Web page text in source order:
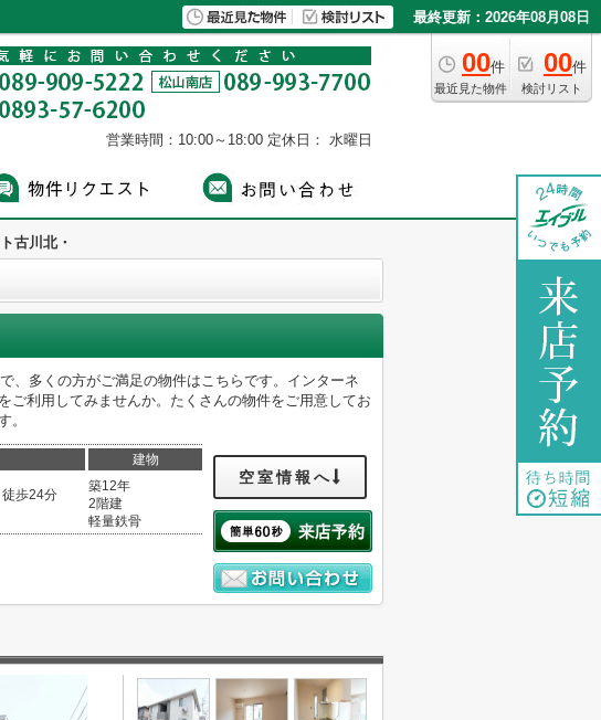
最終更新：2026年08月08日
00件
最近見た物件
00件
検討リスト
営業時間：10:00～18:00 定休日： 水曜日
古川北・
、多くの方がご満足の物件はこちらです。インターネ
ご利用してみませんか。たくさんの物件をご用意してお
。
建物
徒歩24分
築12年
2階建
軽量鉄骨
空室情報へ